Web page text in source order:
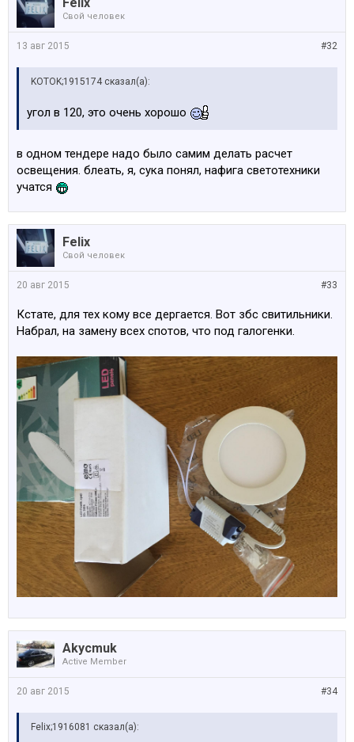
Свой человек
#32
13 авг 2015
KOTOK;1915174 сказал(а):
угол в 120, это очень хорошо
в одном тендере надо было самим делать расчет
освещения. блеать, я, сука понял, нафига светотехники
учатся
Felix
Свой человек
#33
20 авг 2015
Кстате, для тех кому все дергается. Вот збс свитильники.
Набрал, на замену всех спотов, что под галогенки.
Akycmuk
Active Member
#34
20 авг 2015
Felix;1916081 сказал(а):